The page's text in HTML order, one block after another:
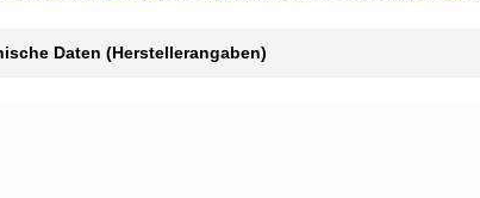
Daten (Herstellerangaben)